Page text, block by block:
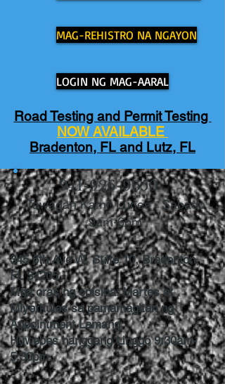
MAG-REHISTRO NA NGAYON
LOGIN NG MAG-AARAL
Road Testing and Permit Testing
NOW AVAILABLE
Bradenton, FL and Lutz, FL
941-926-9650
Tawagan Kami! Lunes - Sabado
9am-6pm
345 6th Ave W, Suite 10, Bradenton,
FL 34205
Mga oras ng opisina: Martes at
Miyerkules sa pamamagitan ng
Appointment Lamang.
Huwebes hanggang Linggo 9:30am-
5:30pm.